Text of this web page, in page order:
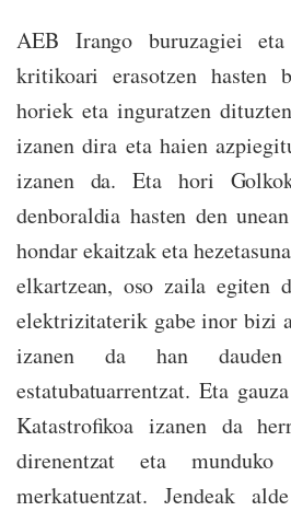
AEB Irango buruzagiei
kritikoari erasotzen hasten
horiek eta inguratzen
izanen dira eta haien
izanen da. Eta hori
denboraldia hasten den
hondar ekaitzak eta
elkartzean, oso zaila egiten
elektrizitaterik gabe inor bizi
izanen da han
estatubatuarrentzat. Eta
Katastrofikoa izanen da
direnentzat eta
merkatuentzat. Jendeak